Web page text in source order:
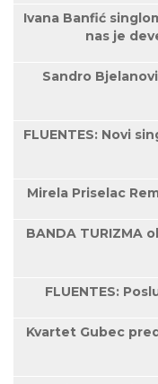
Ivana Banfić
nas je
Sandro
FLUENTES: Novi
Mirela Priselac
BANDA TURIZMA
FLUENTES:
Kvartet Gubec